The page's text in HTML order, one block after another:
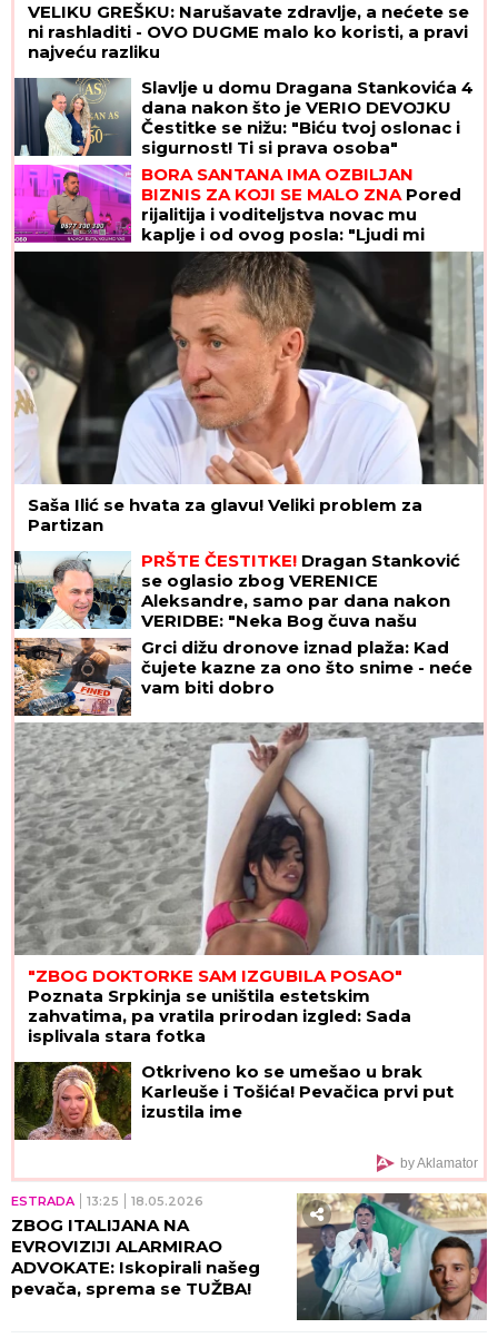
VELIKU GREŠKU: Narušavate zdravlje, a nećete se
ni rashladiti - OVO DUGME malo ko koristi, a pravi
najveću razliku
Slavlje u domu Dragana Stankovića 4
dana nakon što je VERIO DEVOJKU
Čestitke se nižu: "Biću tvoj oslonac i
sigurnost! Ti si prava osoba"
BORA SANTANA IMA OZBILJAN
BIZNIS ZA KOJI SE MALO ZNA Pored
rijalitija i voditeljstva novac mu
kaplje i od ovog posla: "Ljudi mi
dolaze svakodnevno"
Saša Ilić se hvata za glavu! Veliki problem za
Partizan
PRŠTE ČESTITKE! Dragan Stanković
se oglasio zbog VERENICE
Aleksandre, samo par dana nakon
VERIDBE: "Neka Bog čuva našu
ljubav!"
Grci dižu dronove iznad plaža: Kad
čujete kazne za ono što snime - neće
vam biti dobro
"ZBOG DOKTORKE SAM IZGUBILA POSAO"
Poznata Srpkinja se uništila estetskim
zahvatima, pa vratila prirodan izgled: Sada
isplivala stara fotka
Otkriveno ko se umešao u brak
Karleuše i Tošića! Pevačica prvi put
izustila ime
by Aklamator
ESTRADA 13:25 18.05.2026
ZBOG ITALIJANA NA
EVROVIZIJI ALARMIRAO
ADVOKATE: Iskopirali našeg
pevača, sprema se TUŽBA!